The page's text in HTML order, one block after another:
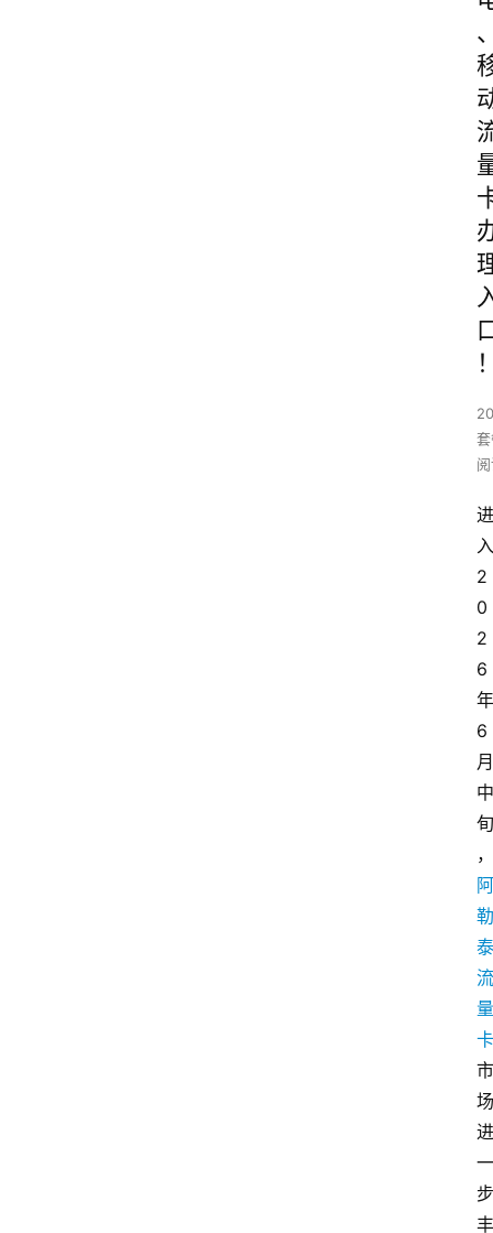
进
入
2
0
2
6
年
6
月
中
旬
，
阿
勒
泰
流
量
卡
市
场
进
一
步
丰